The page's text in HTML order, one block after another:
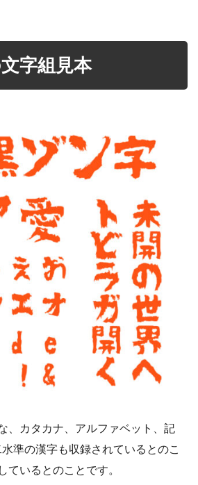
字組見本
、カタカナ、アルファベット、記
準の漢字も収録されているとのこ
ているとのことです。